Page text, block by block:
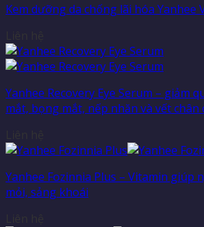
Kem dưỡng da chống lãi hóa Yanhee
Yanhee Recovery Eye Serum – giảm
mắt, bọng mắt, nếp nhăn và vết chân
Yanhee Fozinnia Plus – Vitamin giúp
mỏi, sảng khoái